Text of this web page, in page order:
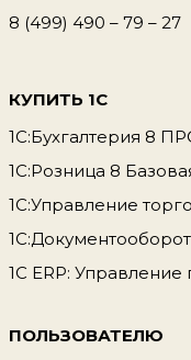
8 (499) 490 – 79 – 27
КУПИТЬ 1С
1С:Бухгалтерия 8
1С:Розница 8
1С:Управление
1С ERP:
ПОЛЬЗОВАТЕЛЮ